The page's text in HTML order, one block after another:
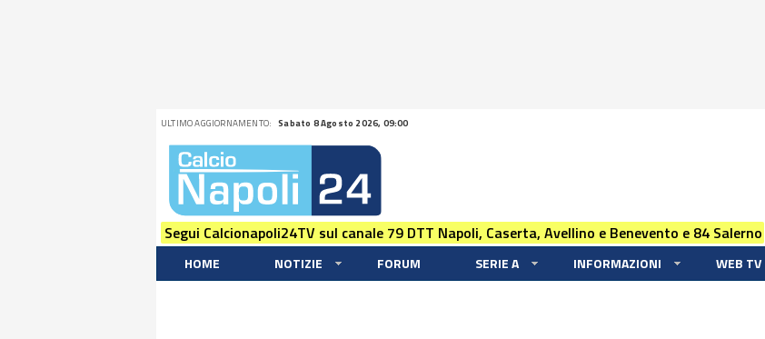
ULTIMO AGGIORNAMENTO: Sabato 8 Agosto 2026, 09:00
Segui Calcionapoli24TV sul canale 79 DTT Napoli, Caserta, Avellino e Benevento e 84 Salerno
HOME NOTIZIE FORUM SERIE A INFORMAZIONI WEB TV